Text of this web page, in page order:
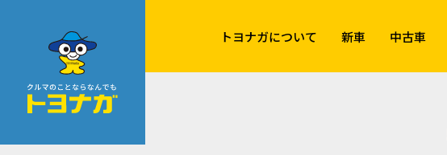
トヨナガについて 新車 中古車